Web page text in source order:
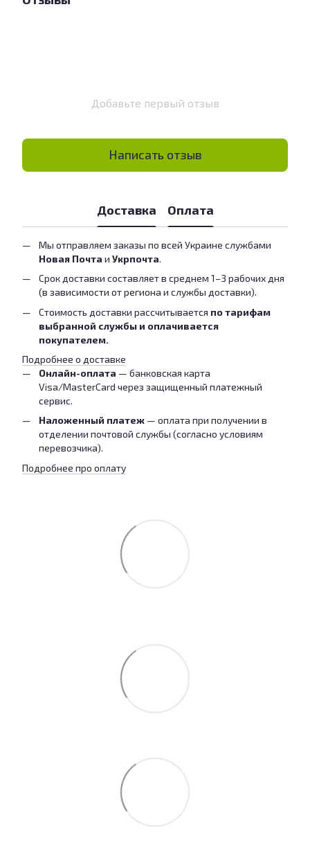
Добавьте первый отзыв
Написать отзыв
Доставка Оплата
Мы отправляем заказы по всей Украине службами
Новая Почта и Укрпочта.
Срок доставки составляет в среднем 1–3 рабочих дня
(в зависимости от региона и службы доставки).
Стоимость доставки рассчитывается по тарифам
выбранной службы и оплачивается
покупателем.
Подробнее о доставке
Онлайн-оплата — банковская карта
Visa/MasterCard через защищенный платежный
сервис.
Наложенный платеж — оплата при получении в
отделении почтовой службы (согласно условиям
перевозчика).
Подробнее про оплату